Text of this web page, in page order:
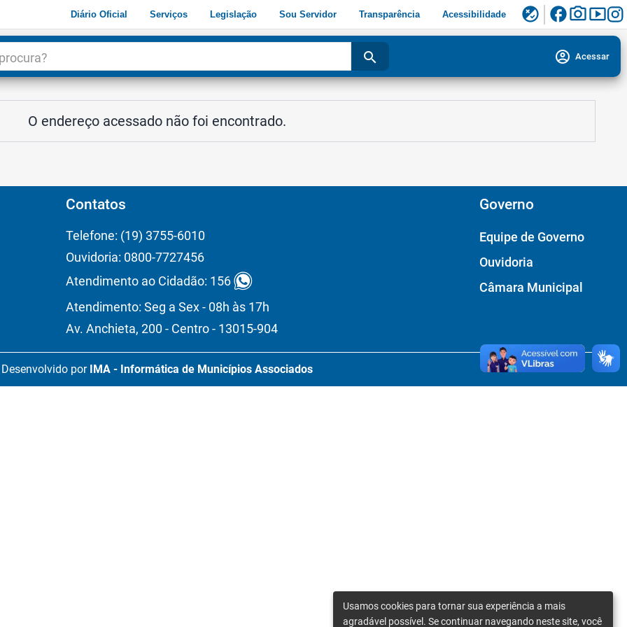
Diário Oficial Serviços Legislação Sou Servidor Transparência Acessibilidade flaky facebookphoto_camerasmart_display
search account_circle Acessar
O endereço acessado não foi encontrado.
Contatos
Telefone: (19) 3755-6010
Ouvidoria: 0800-7727456
Atendimento ao Cidadão: 156
Atendimento: Seg a Sex - 08h às 17h
Av. Anchieta, 200 - Centro - 13015-904
Governo
Equipe de Governo
Ouvidoria
Câmara Municipal
Desenvolvido por IMA - Informática de Municípios Associados
Usamos cookies para tornar sua experiência a mais
agradável possível. Se continuar navegando neste site, você